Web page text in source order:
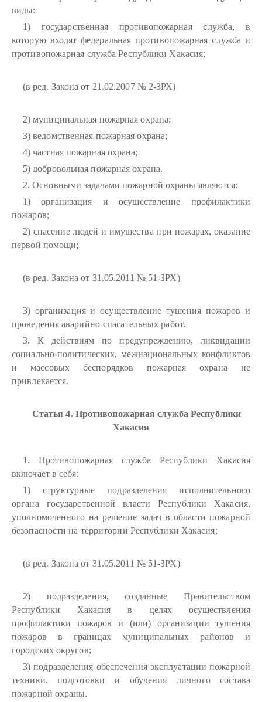
виды:
1) государственная противопожарная служба, в
которую входят федеральная противопожарная служба и
противопожарная служба Республики Хакасия;
(в ред. Закона от 21.02.2007 № 2-ЗРХ)
2) муниципальная пожарная охрана;
3) ведомственная пожарная охрана;
4) частная пожарная охрана;
5) добровольная пожарная охрана.
2. Основными задачами пожарной охраны являются:
1) организация и осуществление профилактики
пожаров;
2) спасение людей и имущества при пожарах, оказание
первой помощи;
(в ред. Закона от 31.05.2011 № 51-ЗРХ)
3) организация и осуществление тушения пожаров и
проведения аварийно-спасательных работ.
3. К действиям по предупреждению, ликвидации
социально-политических, межнациональных конфликтов
и массовых беспорядков пожарная охрана не
привлекается.
Статья 4. Противопожарная служба Республики
Хакасия
1. Противопожарная служба Республики Хакасия
включает в себя:
1) структурные подразделения исполнительного
органа государственной власти Республики Хакасия,
уполномоченного на решение задач в области пожарной
безопасности на территории Республики Хакасия;
(в ред. Закона от 31.05.2011 № 51-ЗРХ)
2) подразделения, созданные Правительством
Республики Хакасия в целях осуществления
профилактики пожаров и (или) организации тушения
пожаров в границах муниципальных районов и
городских округов;
3) подразделения обеспечения эксплуатации пожарной
техники, подготовки и обучения личного состава
пожарной охраны.